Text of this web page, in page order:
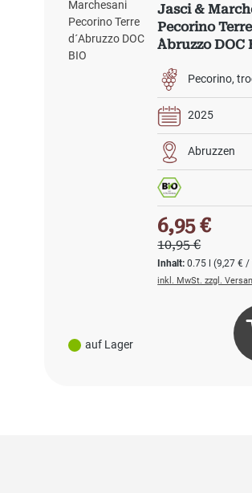
auf Lager
Jasci &
Pecorino
´Abruzzo DOC
Pecorino
2025
Abruzzen
Inhalt:0.75 l(9,27 € /
6,95 €
Regulärer Preis:
10,95 €
inkl. MwSt. zzgl.